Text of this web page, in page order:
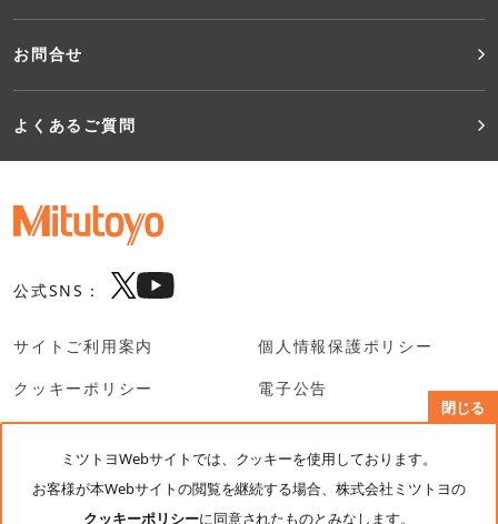
お問合せ
よくあるご質問
公式SNS：
サイトご利用案内
個人情報保護ポリシー
クッキーポリシー
電子公告
SNS利用規約
© Mitutoyo Corporation. All rights reserved.
ミツトヨWebサイトでは、クッキーを使用しております。
お客様が本Webサイトの閲覧を継続する場合、株式会社ミツトヨの
クッキーポリシーに同意されたものとみなします。
閉じる